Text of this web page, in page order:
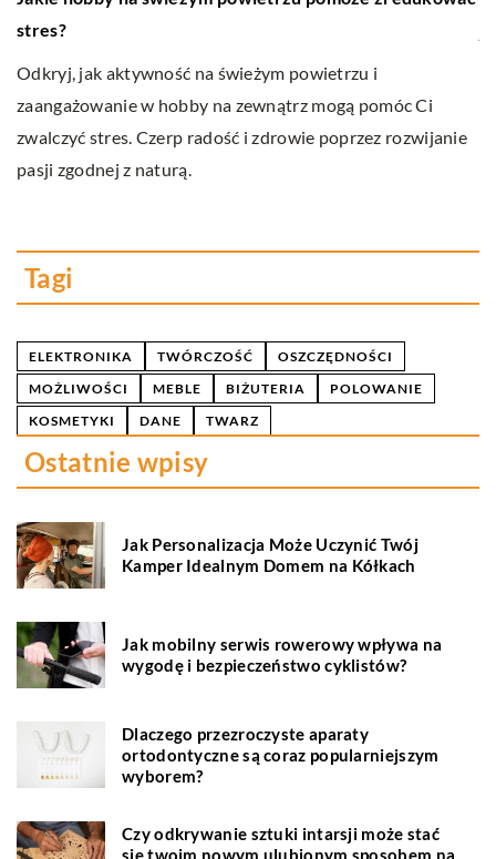
stres?
Odkryj, jak aktywność na świeżym powietrzu i
zaangażowanie w hobby na zewnątrz mogą pomóc Ci
zwalczyć stres. Czerp radość i zdrowie poprzez rozwijanie
pasji zgodnej z naturą.
Tagi
ELEKTRONIKA TWÓRCZOŚĆ
OSZCZĘDNOŚCI
MOŻLIWOŚCI
MEBLE BIŻUTERIA
POLOWANIE
KOSMETYKI
DANE TWARZ
Ostatnie wpisy
Jak Personalizacja Może Uczynić Twój
Kamper Idealnym Domem na Kółkach
Jak mobilny serwis rowerowy wpływa na
wygodę i bezpieczeństwo cyklistów?
Dlaczego przezroczyste aparaty
ortodontyczne są coraz popularniejszym
wyborem?
Czy odkrywanie sztuki intarsji może stać
się twoim nowym ulubionym sposobem na